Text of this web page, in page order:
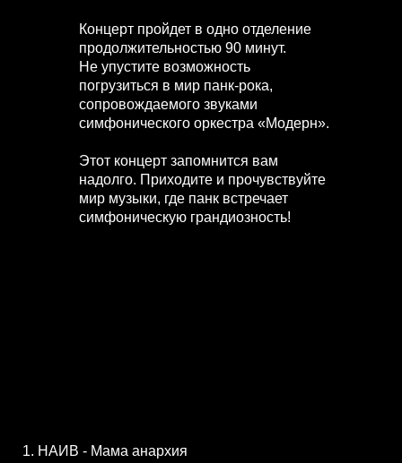
Концерт пройдет в одно отделение
продолжительностью 90 минут.
Не упустите возможность
погрузиться в мир панк-рока,
сопровождаемого звуками
симфонического оркестра «Модерн».
Этот концерт запомнится вам
надолго. Приходите и прочувствуйте
мир музыки, где панк встречает
симфоническую грандиозность!
НАИВ - Мама анархия